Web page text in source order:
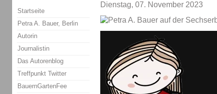
Dienstag, 07. November 2023
Startseite
Petra A. Bauer, Berlin
Autorin
Journalistin
Das Autorenblog
Treffpunkt Twitter
BauernGartenFee